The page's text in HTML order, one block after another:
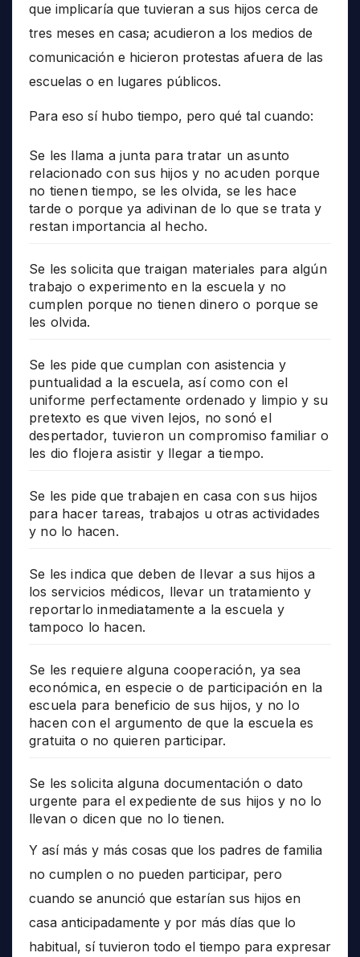
que implicaría que tuvieran a sus hijos cerca de
tres meses en casa; acudieron a los medios de
comunicación e hicieron protestas afuera de las
escuelas o en lugares públicos.
Para eso sí hubo tiempo, pero qué tal cuando:
Se les llama a junta para tratar un asunto
relacionado con sus hijos y no acuden porque
no tienen tiempo, se les olvida, se les hace
tarde o porque ya adivinan de lo que se trata y
restan importancia al hecho.
Se les solicita que traigan materiales para algún
trabajo o experimento en la escuela y no
cumplen porque no tienen dinero o porque se
les olvida.
Se les pide que cumplan con asistencia y
puntualidad a la escuela, así como con el
uniforme perfectamente ordenado y limpio y su
pretexto es que viven lejos, no sonó el
despertador, tuvieron un compromiso familiar o
les dio flojera asistir y llegar a tiempo.
Se les pide que trabajen en casa con sus hijos
para hacer tareas, trabajos u otras actividades
y no lo hacen.
Se les indica que deben de llevar a sus hijos a
los servicios médicos, llevar un tratamiento y
reportarlo inmediatamente a la escuela y
tampoco lo hacen.
Se les requiere alguna cooperación, ya sea
económica, en especie o de participación en la
escuela para beneficio de sus hijos, y no lo
hacen con el argumento de que la escuela es
gratuita o no quieren participar.
Se les solicita alguna documentación o dato
urgente para el expediente de sus hijos y no lo
llevan o dicen que no lo tienen.
Y así más y más cosas que los padres de familia
no cumplen o no pueden participar, pero
cuando se anunció que estarían sus hijos en
casa anticipadamente y por más días que lo
habitual, sí tuvieron todo el tiempo para expresar